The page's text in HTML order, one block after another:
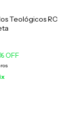
Teológicos RC
OFF